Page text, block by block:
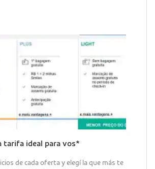
tarifa ideal para vos*
de cada oferta y elegí la que más te